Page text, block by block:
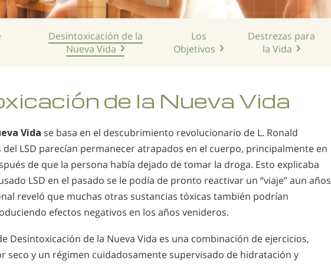
Desintoxicación de la
Nueva Vida
Los
Objetivos
Destrezas para
la Vida
de la Nueva Vida
Vida se basa en el descubrimiento revolucionario de L. Ronald
LSD parecían permanecer atrapados en el cuerpo, principalmente en
de que la persona había dejado de tomar la droga. Esto explicaba
LSD en el pasado se le podía de pronto reactivar un “viaje” aun años
reveló que muchas otras sustancias tóxicas también podrían
efectos negativos en los años venideros.
Desintoxicación de la Nueva Vida es una combinación de ejercicios,
seco y un régimen cuidadosamente supervisado de hidratación y